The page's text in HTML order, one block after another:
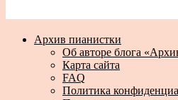
Архив пианистки
Об авторе блога
Карта сайта
FAQ
Политика